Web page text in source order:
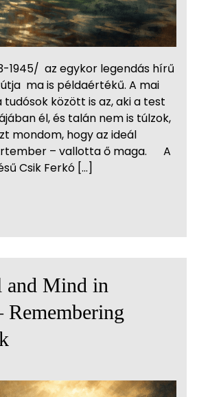
1945/ az egykor legendás hírű
ma is példaértékű. A mai
tudósok között is az, aki a test
él, és talán nem is túlzok,
mondom, hogy az ideál
– vallotta ő maga. A
Csik Ferkó […]
and Mind in
Remembering